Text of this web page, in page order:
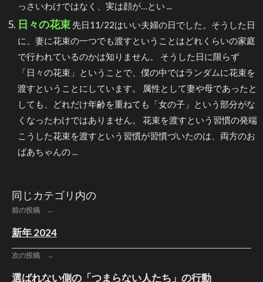
っさいわけではなく、実は顔が…とい ...
日々の花束 先日11/22はいい夫婦の日でした。そうした日
に、妻に花束の一つでも渡すということはどれくらいの家庭
で行われているのかは知りません。 そうした日に限らず
「日々の花束」ということで、僕の中ではランダムに花束を
渡すということにしています。 属性として妻や母であったと
しても、どれだけ年齢を重ねても「女の子」という部分がな
くなったわけではありません。 花束を渡すという習慣の発端
こうした花束を渡すという習慣が習慣づいたのは、両方のお
ばあちゃんの ...
同じカテゴリ内の
前の投稿 ←
新年 2024
次の投稿 →
選ばれない側の「つまらない人たち」の行動